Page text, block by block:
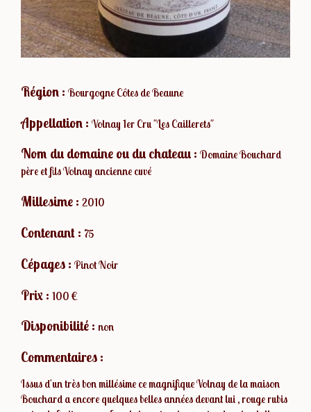
Région : Bourgogne Côtes de Beaune
Appellation : Volnay 1er Cru "Les Caillerets"
Nom du domaine ou du chateau : Domaine Bouchard
père et fils Volnay ancienne cuvé
Millesime : 2010
Contenant : 75
Cépages : Pinot Noir
Prix : 100 €
Disponibilité : non
Commentaires :
Issus d'un très bon millésime ce magnifique Volnay de la maison
Bouchard a encore quelques belles années devant lui , rouge rubis